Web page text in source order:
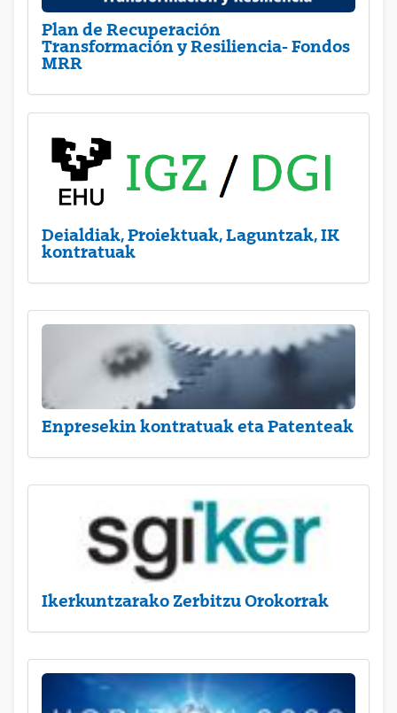
Plan de Recuperación
Transformación y Resiliencia- Fondos
MRR
Deialdiak, Proiektuak, Laguntzak, IK
kontratuak
Enpresekin kontratuak eta Patenteak
Ikerkuntzarako Zerbitzu Orokorrak